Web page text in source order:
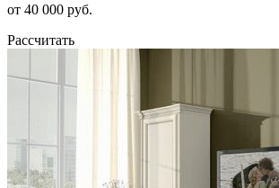
от 40 000 руб.
Рассчитать